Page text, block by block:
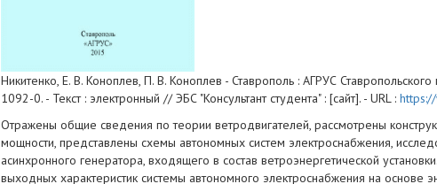
Никитенко, Е. В. Коноплев, П. В. Коноплев - Ставрополь : АГРУС
1092-0. - Текст : электронный // ЭБС "Консультант студента" : [сайт]. - URL :
Отражены общие сведения по теории ветродвигателей, рассмотрены
мощности, представлены схемы автономных систем электроснабжения,
асинхронного генератора, входящего в состав ветроэнергетической
выходных характеристик системы автономного электроснабжения на основе